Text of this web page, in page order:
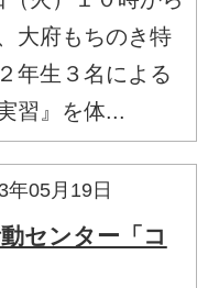
大府もちのき特
年生３名による
習』を体...
年05月19日
センター「コ